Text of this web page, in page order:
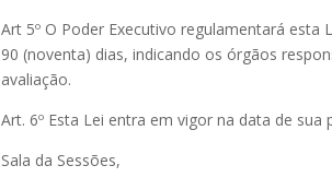
Art 5º O Poder Executivo regulamentará esta
90 (noventa) dias, indicando os órgãos
avaliação.
Art. 6º Esta Lei entra em vigor na data de sua
Sala da Sessões,